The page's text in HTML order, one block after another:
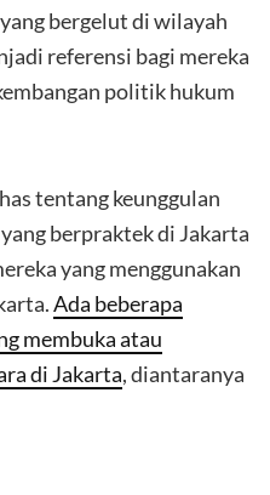
bergelut di wilayah
referensi bagi mereka
politik hukum
tentang keunggulan
yang berpraktek di Jakarta
yang menggunakan
Ada beberapa
membuka atau
di Jakarta, diantaranya